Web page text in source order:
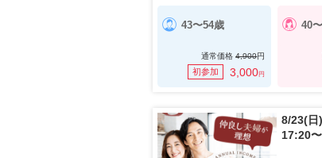
43〜54歳
通常価格4,900円
初参加 3,000円
40
8/23(日)
17:20